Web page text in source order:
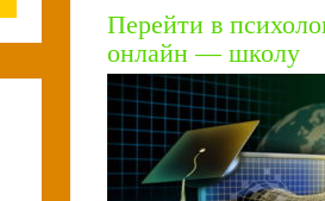
Перейти в
онлайн — школу